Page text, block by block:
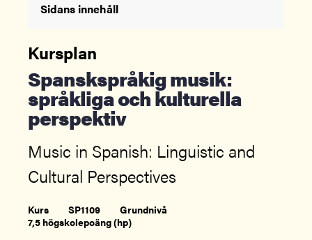
Sidans innehåll
Kursplan
Spanskspråkig musik:
språkliga och kulturella
perspektiv
Music in Spanish: Linguistic and
Cultural Perspectives
Kurs SP1109
Grundnivå
7,5 högskolepoäng (hp)